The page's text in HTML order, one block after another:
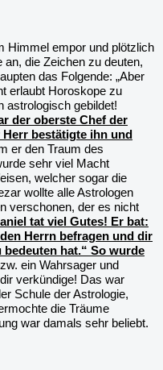
Himmel empor und plötzlich
die Zeichen zu deuten,
das Folgende: „Aber
erlaubt Horoskope zu
astrologisch gebildet!
der oberste Chef der
bestätigte ihn und
er den Traum des
sehr viel Macht
welcher sogar die
wollte alle Astrologen
verschonen, der es nicht
tat viel Gutes! Er bat:
Herrn befragen und dir
bedeuten hat.“ So wurde
ein Wahrsager und
verkündige! Das war
Schule der Astrologie,
die Träume
war damals sehr beliebt.